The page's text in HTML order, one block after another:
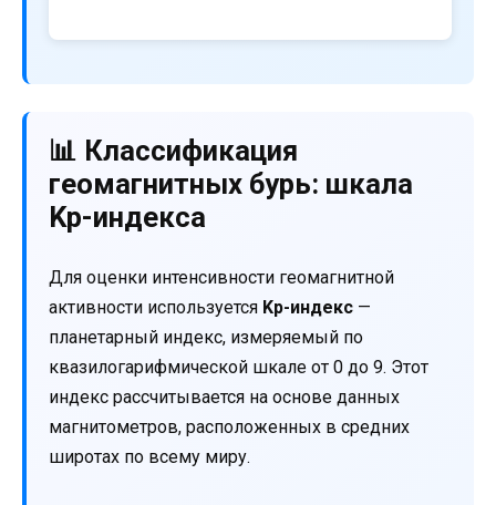
📊 Классификация
геомагнитных бурь: шкала
Kp-индекса
Для оценки интенсивности геомагнитной
активности используется Kp-индекс —
планетарный индекс, измеряемый по
квазилогарифмической шкале от 0 до 9. Этот
индекс рассчитывается на основе данных
магнитометров, расположенных в средних
широтах по всему миру.